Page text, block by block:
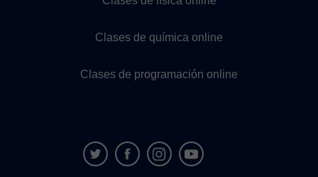
Clases de química online
Clases de programación online